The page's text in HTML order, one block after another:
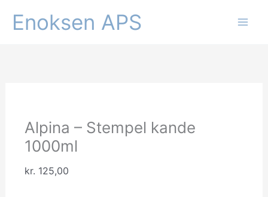
Enoksen APS
Alpina – Stempel kande
1000ml
kr. 125,00